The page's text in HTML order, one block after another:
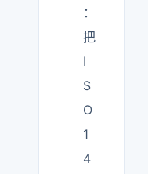
：
把
I
S
O
1
4